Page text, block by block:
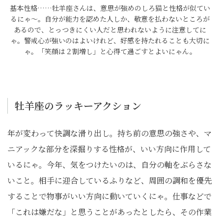
基本性格……牡羊座さんは、意思が強めのしろ猫と性格が似てい
るにゃ～。自分が能力を認めた人しか、敬意を払わないところが
あるので、とっつきにくい人だと思われないように注意してに
ゃ。警戒心が強いのはよいけれど、好感を持たれることも大切に
ゃ。「笑顔は２割増し」と心得て過ごすとよいにゃん。
牡羊座のラッキーアクション
年が変わって快調な滑り出し。持ち前の意思の強さや、マ
ニアックな部分を深掘りする性格が、いい方向に作用して
いるにゃ。今年、気をつけたいのは、自分の軸をぶらさな
いこと。相手に迎合しているふりなど、周囲の調和を優先
することで物事がいい方向に動いていくにゃ。仕事などで
「これは嫌だな」と思うことがあったとしたら、その作業